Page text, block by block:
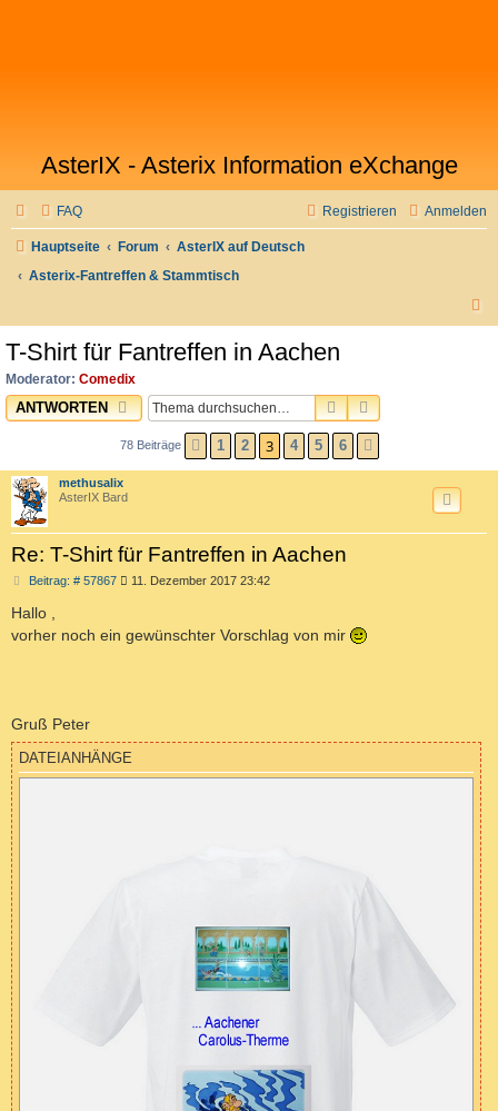
AsterIX - Asterix Information eXchange
FAQ Anmelden
Registrieren
Hauptseite Forum
AsterIX auf Deutsch
Asterix-Fantreffen & Stammtisch
T-Shirt für Fantreffen in Aachen
Moderator: Comedix
ANTWORTEN SUCHEERWEITERTE
78 Beiträge VORHERIGE
1 2 3 4 5 6
methusalix
AsterIX Bard
Re: T-Shirt für Fantreffen in Aachen
Beitrag: # 57867B
r
11. Dezember 2017 23:42
Hallo ,
vorher noch ein gewünschter Vorschlag von mir
Gruß Peter
DATEIANHÄNGE